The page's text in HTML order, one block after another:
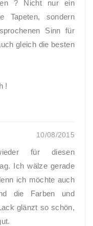
? Nicht nur ein
Tapeten, sondern
Sinn für
gleich die besten
!
10/08/2015
für diesen
Ich wälze gerade
ich möchte auch
die Farben und
glänzt so schön,